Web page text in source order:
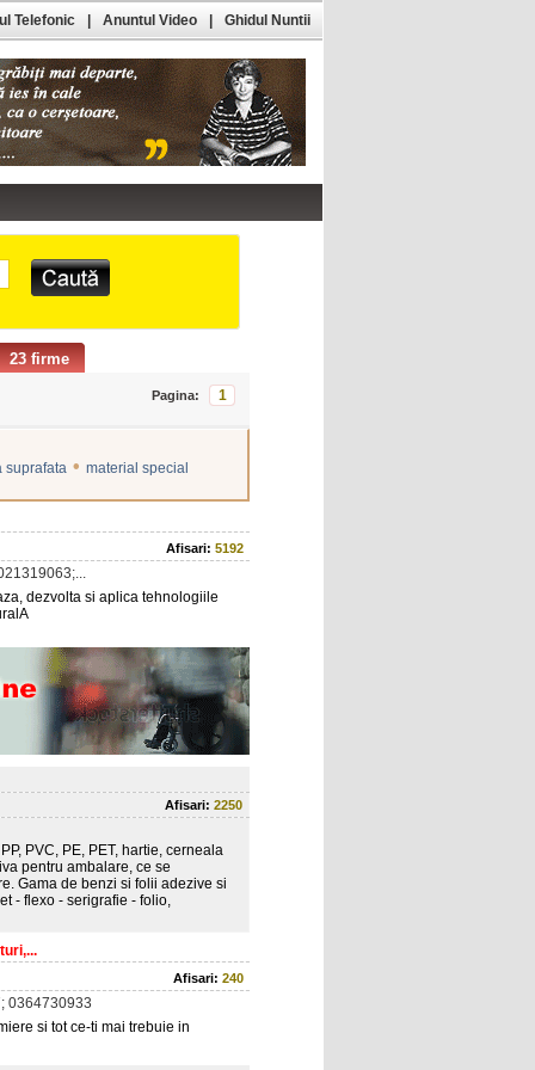
23 firme
Pagina: 1
suprafata • material special
Afisari: 5192
dezvolta si aplica tehnologiile
Afisari: 2250
PVC, PE, PET, hartie, cerneala
pentru ambalare, ce se
Gama de benzi si folii adezive si
- flexo - serigrafie - folio,
Afisari: 240
0364730933
si tot ce-ti mai trebuie in
Telefonic Anuntul Video Ghidul Nuntii